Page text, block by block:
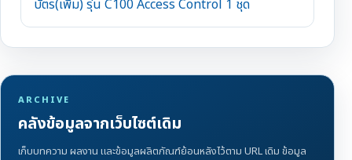
บัตร(เพิ่ม) รุ่น C100 Access Control 1 ชุด
ARCHIVE
คลังข้อมูลจากเว็บไซต์เดิม
เก็บบทความ ผลงาน และข้อมูลผลิตภัณฑ์ย้อนหลังไว้ตาม URL เดิม ข้อมูล